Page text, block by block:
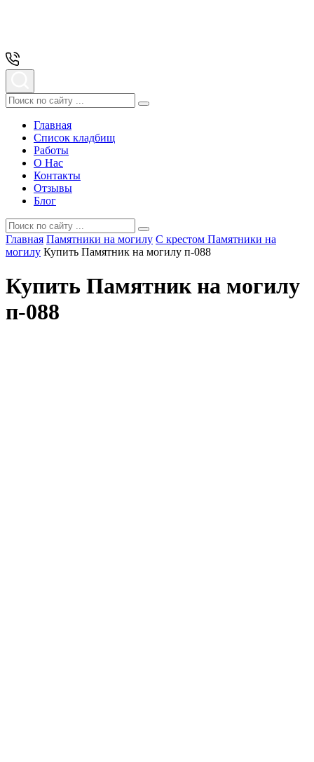
Главная
Список кладбищ
Работы
О Нас
Контакты
Отзывы
Блог
Главная Памятники на могилу С крестом Памятники на
могилу Купить Памятник на могилу п-088
Купить Памятник на могилу
п-088